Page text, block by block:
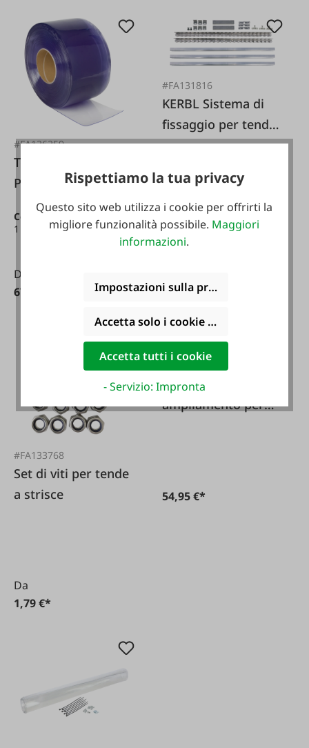
#FA126259
Tenda a strisce in
PVC 20 cm x 25 m
Contenuto: 25 m
(2,70 € /
1 m)
Da
67,50 €*
#FA131816
KERBL Sistema di
fissaggio per tenda
a strisce scorrevole
125,00 €*
#FA133768
Set di viti per tende
a strisce
Da
1,79 €*
#FA131817
KERBL Set di
ampliamento per
54,95 €*
Rispettiamo la tua privacy
Questo sito web utilizza i cookie per offrirti la
migliore funzionalità possibile. Maggiori
informazioni.
Impostazioni sulla privacy
Accetta solo i cookie funzionali
Accetta tutti i cookie
- Servizio: Impronta